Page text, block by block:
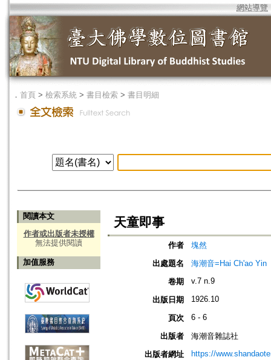
網站導覽
． 首頁 > 檢索系統 > 書目檢索 > 書目明細
閱讀本文
作者或出版者未授權
無法提供閱讀
加值服務
天童即事
作者
塊然
出處題名
海潮音=Hai Ch'ao Yin
卷期
v.7 n.9
出版日期 1926.10
頁次 6 - 6
出版者
海潮音雜誌社
出版者網址
https://